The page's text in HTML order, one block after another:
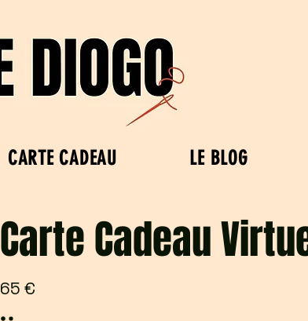
CARTE CADEAU LE BLOG
Carte Cadeau
65 €